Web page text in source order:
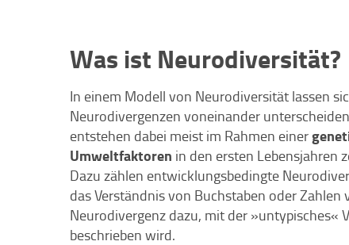
Was ist Neurodiversität?
In einem Modell von Neurodiversität lassen
Neurodivergenzen voneinander
entstehen dabei meist im Rahmen einer
Umweltfaktoren in den ersten Lebensjahren
Dazu zählen entwicklungsbedingte
das Verständnis von Buchstaben oder
Neurodivergenz dazu, mit der »untypisches«
beschrieben wird.